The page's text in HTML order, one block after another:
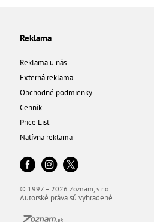
Reklama
Reklama u nás
Externá reklama
Obchodné podmienky
Cenník
Price List
Natívna reklama
© 1997 – 2026 Zoznam, s.r.o.
Autorské práva sú vyhradené.